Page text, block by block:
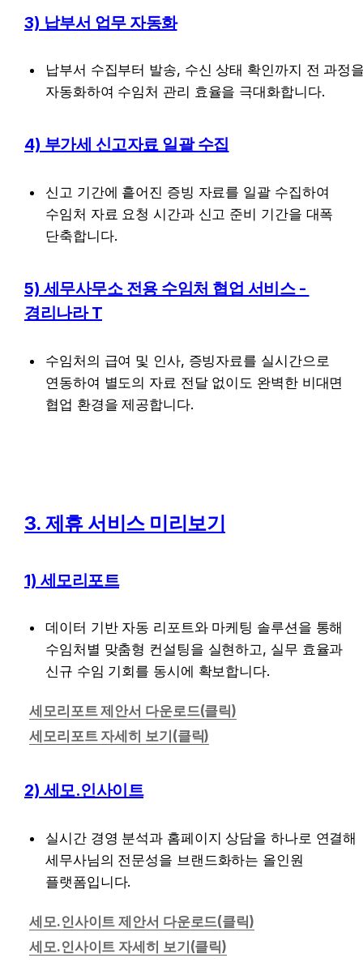
3) 납부서 업무 자동화
납부서 수집부터 발송, 수신 상태 확인까지 전 과정
자동화하여 수임처 관리 효율을 극대화합니다.
4) 부가세 신고자료 일괄 수집
신고 기간에 흩어진 증빙 자료를 일괄 수집하여
수임처 자료 요청 시간과 신고 준비 기간을 대폭
단축합니다.
5) 세무사무소 전용 수임처 협업 서비스 -
경리나라 T
수임처의 급여 및 인사, 증빙자료를 실시간으로
연동하여 별도의 자료 전달 없이도 완벽한 비대면
협업 환경을 제공합니다.
3. 제휴 서비스 미리보기
1) 세모리포트
데이터 기반 자동 리포트와 마케팅 솔루션을 통해
수임처별 맞춤형 컨설팅을 실현하고, 실무 효율과
신규 수임 기회를 동시에 확보합니다.
세모리포트 제안서 다운로드(클릭)
세모리포트 자세히 보기(클릭)
2) 세모.인사이트
실시간 경영 분석과 홈페이지 상담을 하나로 연결해
세무사님의 전문성을 브랜드화하는 올인원
플랫폼입니다.
세모.인사이트 제안서 다운로드(클릭)
세모.인사이트 자세히 보기(클릭)